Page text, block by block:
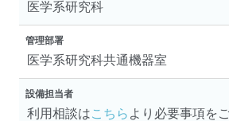
医学系研究科
管理部署
医学系研究科共通機器室
設備担当者
利用相談はこちら より必要事項を